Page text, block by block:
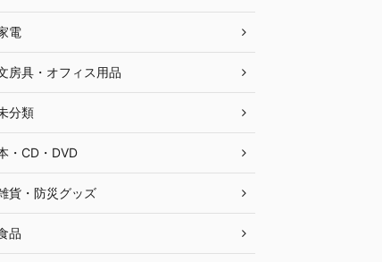
電
房具・オフィス用品
分類
・CD・DVD
貨・防災グッズ
品